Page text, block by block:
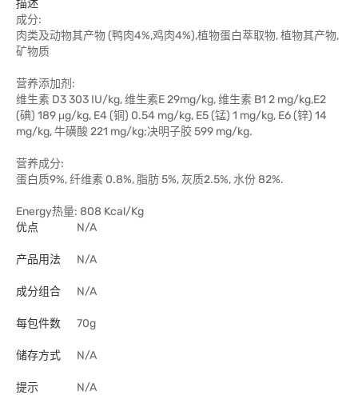
描述
成分:
肉类及动物其产物 (鸭肉4%,鸡肉4%),植物蛋白萃取物, 植物其产物,
矿物质
营养添加剂:
维生素 D3 303 IU/kg, 维生素E 29mg/kg, 维生素 B1 2 mg/kg,E2
(碘) 189 μg/kg, E4 (铜) 0.54 mg/kg, E5 (锰) 1 mg/kg, E6 (锌) 14
mg/kg, 牛磺酸 221 mg/kg;决明子胶 599 mg/kg.
营养成分:
蛋白质9%, 纤维素 0.8%, 脂肪 5%, 灰质2.5%, 水份 82%.
Energy热量: 808 Kcal/Kg
优点
N/A
产品用法 N/A
成分组合 N/A
每包件数 70g
储存方式 N/A
提示 N/A